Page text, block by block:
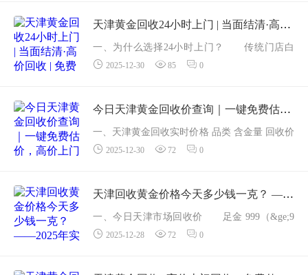
回收价 其它费用 到手价 是否上门 ...
天津黄金回收24小时上门 | 当面结清·高价回收 | 免费鉴定
一、为什么选择24小时上门？ 传统门店白
天排队、夜间关门，上班族、宝妈、夜班族只
再生」推出「24小时上门回收」服务，不论凌
晨2点...
2025-12-30 85 0
今日天津黄金回收价查询｜一键免费估价，高价上门回收
一、天津黄金回收实时价格 品类 含金量 回收价
（元/克） 较昨日 足金999 &ge;99.9% 997 +1 22
2025-12-30 72 0
天津回收黄金价格今天多少钱一克？ ——2025年实时报价 + 免费在线估价指南
一、今日天津市场回收价 足金 999（&ge;9
9.9%）：1003 元/克 22K 金（AU916，91.
2025-12-28 72 0